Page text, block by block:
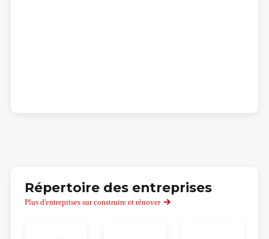
Répertoire des entreprises
Plus d'entreprises sur construire et rénover